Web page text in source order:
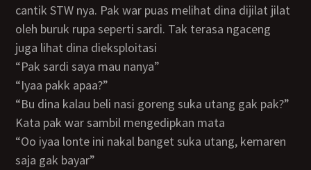
cantik STW nya. Pak war puas melihat dina dijilat jilat
oleh buruk rupa seperti sardi. Tak terasa ngaceng
juga lihat dina dieksploitasi
“Pak sardi saya mau nanya”
“Iyaa pakk apaa?”
“Bu dina kalau beli nasi goreng suka utang gak pak?”
Kata pak war sambil mengedipkan mata
“Oo iyaa lonte ini nakal banget suka utang, kemaren
saja gak bayar”